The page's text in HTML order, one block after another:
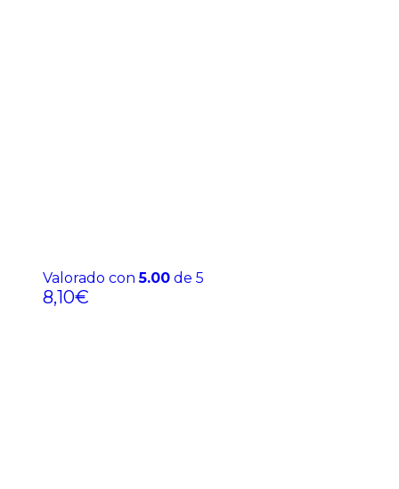
Valorado con5.00 de 5
8,10€